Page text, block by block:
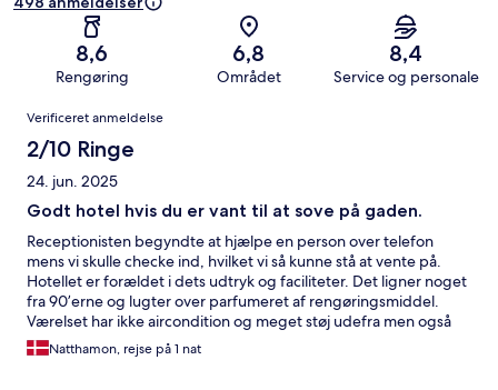
8,6
Rengøring
6,8
Området
8,4
Service og personale
Anmeldelser
Verificeret anmeldelse
2/10 Ringe
24. jun. 2025
Godt hotel hvis du er vant til at sove på gaden.
Receptionisten begyndte at hjælpe en person over telefon
mens vi skulle checke ind, hvilket vi så kunne stå at vente på.
Hotellet er forældet i dets udtryk og faciliteter. Det ligner noget
fra 90’erne og lugter over parfumeret af rengøringsmiddel.
Værelset har ikke aircondition og meget støj udefra men også
indefra da værelserne ikke er lydisoleret. Parkering koster 10 i
automaten i kælderen men tager kun kontanter. Receptionen
Natthamon, rejse på 1 nat